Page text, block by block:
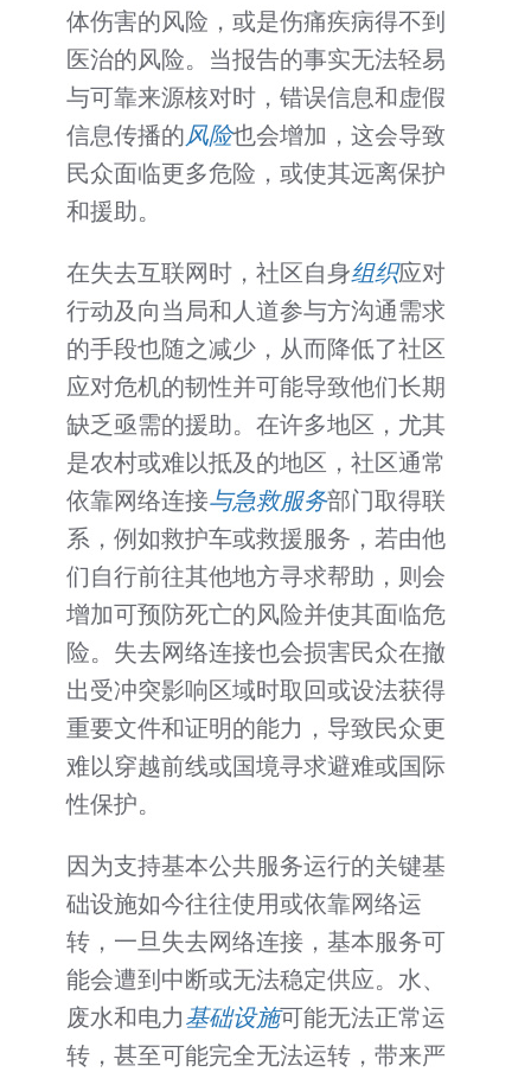
体伤害的风险，或是伤痛疾病得不到
医治的风险。当报告的事实无法轻易
与可靠来源核对时，错误信息和虚假
信息传播的风险也会增加，这会导致
民众面临更多危险，或使其远离保护
和援助。
在失去互联网时，社区自身组织应对
行动及向当局和人道参与方沟通需求
的手段也随之减少，从而降低了社区
应对危机的韧性并可能导致他们长期
缺乏亟需的援助。在许多地区，尤其
是农村或难以抵及的地区，社区通常
依靠网络连接与急救服务部门取得联
系，例如救护车或救援服务，若由他
们自行前往其他地方寻求帮助，则会
增加可预防死亡的风险并使其面临危
险。失去网络连接也会损害民众在撤
出受冲突影响区域时取回或设法获得
重要文件和证明的能力，导致民众更
难以穿越前线或国境寻求避难或国际
性保护。
因为支持基本公共服务运行的关键基
础设施如今往往使用或依靠网络运
转，一旦失去网络连接，基本服务可
能会遭到中断或无法稳定供应。水、
废水和电力基础设施可能无法正常运
转，甚至可能完全无法运转，带来严